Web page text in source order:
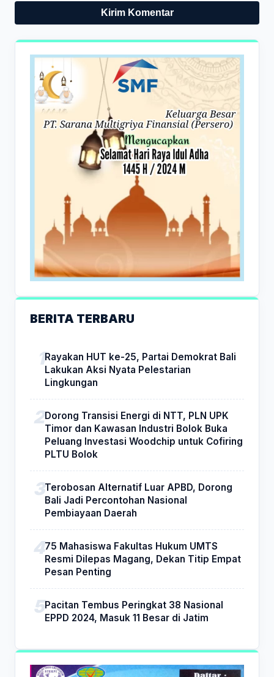
BERITA TERBARU
Rayakan HUT ke-25, Partai Demokrat Bali
Lakukan Aksi Nyata Pelestarian
Lingkungan
Dorong Transisi Energi di NTT, PLN UPK
Timor dan Kawasan Industri Bolok Buka
Peluang Investasi Woodchip untuk Cofiring
PLTU Bolok
Terobosan Alternatif Luar APBD, Dorong
Bali Jadi Percontohan Nasional
Pembiayaan Daerah
75 Mahasiswa Fakultas Hukum UMTS
Resmi Dilepas Magang, Dekan Titip Empat
Pesan Penting
Pacitan Tembus Peringkat 38 Nasional
EPPD 2024, Masuk 11 Besar di Jatim